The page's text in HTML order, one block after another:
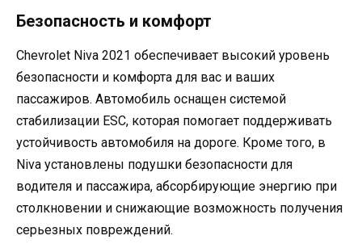
Безопасность и комфорт
Chevrolet Niva 2021 обеспечивает высокий уровень
безопасности и комфорта для вас и ваших
пассажиров. Автомобиль оснащен системой
стабилизации ESC, которая помогает поддерживать
устойчивость автомобиля на дороге. Кроме того, в
Niva установлены подушки безопасности для
водителя и пассажира, абсорбирующие энергию при
столкновении и снижающие возможность получения
серьезных повреждений.